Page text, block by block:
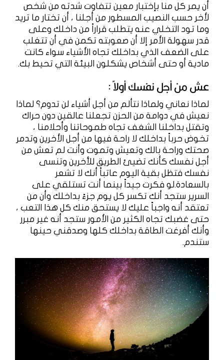
أن يمر كل منا بإختبار معين تتفاوت شدته من شخص
لأخر حسب النصيب المسطور من أجلنا ، أن تختار ما تريد
وما تود التخلي عنه يتطلب قراراً من داخلك وعلى
قدر سهولة الأمر إلا أن صعوبته تكمن في أن تتغلب
على الضعف الذي بداخلك تجاه الأشياء سواء كانت
مادية أو حتى أشخاص يشكلون البيئة التي تحيط بك.
عش من أجل نفسك أولاً :
لماذا نعاني ولماذا نتألم من أجل أشياء لن تدوم؟ لماذا
نعيش في دوامة من الحزن تجعلنا عالقين دون حراك
وتقتل بداخلنا الشغف تجاه طموحاتنا وأحلامنا ،
تخوض حرباً بداخلك لا راحة فيها من أجل الأخرين وتدمر
صحتك وراحة بالك وتعيش وتموت وأنت لم تعش من
أجل نفسك كأنك تضيئ الطريق للأخرين وتنسى
نفسك فتظل بقية اليوم عاتباً أنك لا تشعر
بالسعادة.لو فكرت جيداً بينما أنت تستلقي على
السرير ستجد أنك تكسر كل يوم جزءً بداخلك وأن من
تعتقد أنه واجباً عليك لا يستحق منك كل هذا التعب ،
حتى غضبك تجاه الكثير من الأمور ستجد أنه غير مبرر
وأنك أفرغت الطاقة بداخلك كلها وصدقني حينها
ستندم.